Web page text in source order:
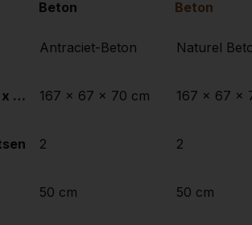
Beton
Beton
Afmetingen (L x B x H)
Antraciet-Beton
167 x 67 x 70 cm
2
50 cm
Naturel
167 x 67 x
2
50 cm